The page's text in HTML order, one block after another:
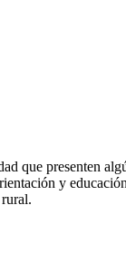
que presenten
y